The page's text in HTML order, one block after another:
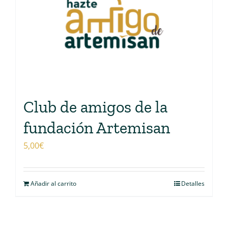
Club de amigos de la
fundación Artemisan
5,00€
Añadir al carrito Detalles